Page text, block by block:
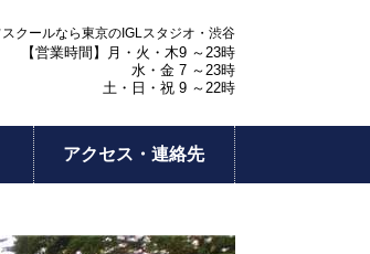
クールなら東京のIGLスタジオ・渋谷
【営業時間】月・火・木9 ～23時
水・金 7 ～23時
土・日・祝 9 ～22時
アクセス・連絡先